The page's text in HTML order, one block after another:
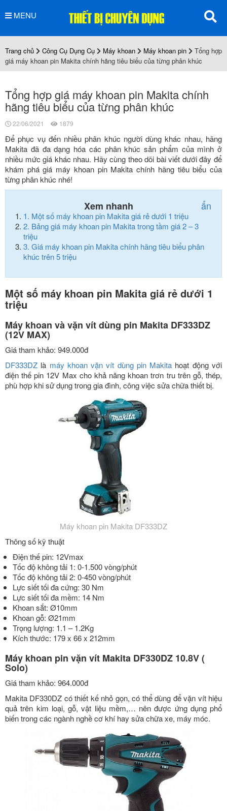
MENU
Trang chủ Công Cụ Dụng Cụ Máy khoan Máy khoan pin
Tổng hợp
giá máy khoan pin Makita chính hãng tiêu biểu của từng phân khúc
Tổng hợp giá máy khoan pin Makita chính
hãng tiêu biểu của từng phân khúc
22/06/2021 1879
Để phục vụ đến nhiều phân khúc người dùng khác nhau, hãng
Makita đã đa dạng hóa các phân khúc sản phẩm của mình ở
nhiều mức giá khác nhau. Hãy cùng theo dõi bài viết dưới đây để
khám phá giá máy khoan pin Makita chính hãng tiêu biểu của
từng phân khúc nhé!
Xem nhanh ẩn
1. Một số máy khoan pin Makita giá rẻ dưới 1 triệu
2. Bảng giá máy khoan pin Makita trong tầm giá 2 – 3
triệu
3. Giá máy khoan pin Makita chính hãng tiêu biểu phân
khúc trên 5 triệu
Một số máy khoan pin Makita giá rẻ dưới 1
triệu
Máy khoan và vặn vít dùng pin Makita DF333DZ
(12V MAX)
Giá tham khảo: 949.000đ
DF333DZ là máy khoan vặn vít dùng pin Makita hoạt động với
điện thế pin 12V Max cho khả năng khoan trơn tru trên gỗ, thép,
phù hợp khi sử dụng trong gia đình, công việc sửa chữa thiết bị.
Máy khoan pin Makita DF333DZ
Thông số kỹ thuật
Điện thế pin: 12Vmax
Tốc độ không tải 1: 0-1.500 vòng/phút
Tốc độ không tải 2: 0-450 vòng/phút
Lực siết tối đa cứng: 30 Nm
Lực siết tối đa mềm: 14 Nm
Khoan sắt: Ø10mm
Khoan gỗ: Ø21mm
Trọng lượng: 1.1 – 1.2Kg
Kích thước: 179 x 66 x 212mm
Máy khoan pin vặn vít Makita DF330DZ 10.8V (
Solo)
Giá tham khảo: 964.000đ
Makita DF330DZ có thiết kế nhỏ gọn, có thể dùng để vặn vít hiệu
quả trên kim loại, gỗ, vật liệu mềm,… nên được ứng dụng phổ
biến trong các ngành nghề cơ khí hay sửa chữa xe, máy móc.